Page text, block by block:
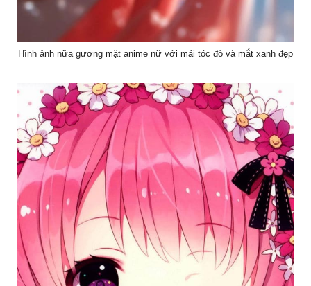
Hình ảnh nữa gương mặt anime nữ với mái tóc đỏ và mắt xanh đẹp